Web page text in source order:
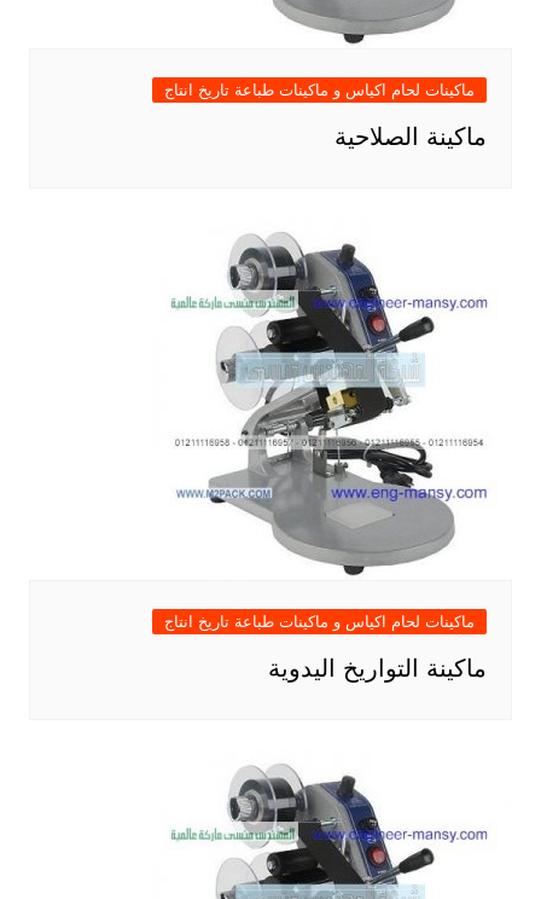
ماكينات لحام اكياس و ماكينات طباعة تاريخ انتاج
ماكينة الصلاحية
ماكينات لحام اكياس و ماكينات طباعة تاريخ انتاج
ماكينة التواريخ اليدوية